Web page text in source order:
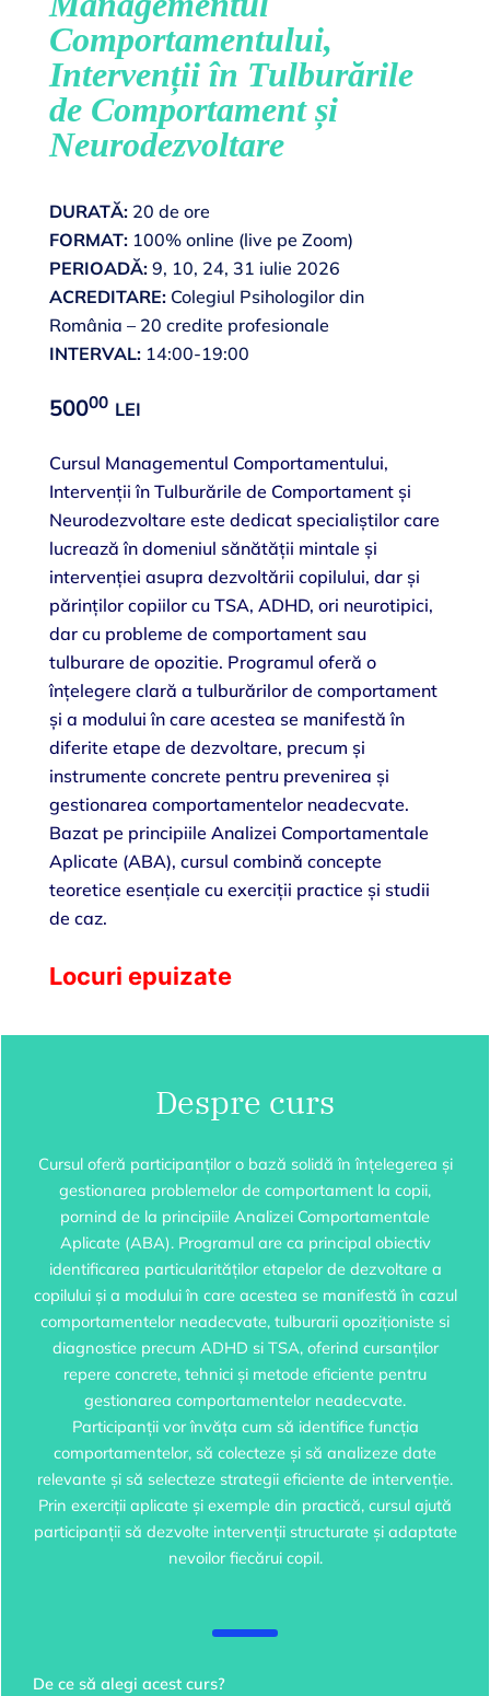
Comportamentului,
Intervenții în Tulburările
de Comportament și
Neurodezvoltare
DURATĂ:20 de ore
FORMAT:100% online (live pe Zoom)
PERIOADĂ:9, 10, 24, 31 iulie 2026
ACREDITARE:Colegiul Psihologilor din
România – 20 credite profesionale
INTERVAL:14:00-19:00
50000 LEI
Cursul Managementul Comportamentului,
Intervenții în Tulburările de Comportament și
Neurodezvoltare este dedicat specialiștilor care
lucrează în domeniul sănătății mintale și
intervenției asupra dezvoltării copilului, dar și
părinților copiilor cu TSA, ADHD, ori neurotipici,
dar cu probleme de comportament sau
tulburare de opozitie. Programul oferă o
înțelegere clară a tulburărilor de comportament
și a modului în care acestea se manifestă în
diferite etape de dezvoltare, precum și
instrumente concrete pentru prevenirea și
gestionarea comportamentelor neadecvate.
Bazat pe principiile Analizei Comportamentale
Aplicate (ABA), cursul combină concepte
teoretice esențiale cu exerciții practice și studii
de caz.
Locuri epuizate
Despre curs
Cursul oferă participanților o bază solidă în înțelegerea și
gestionarea problemelor de comportament la copii,
pornind de la principiile Analizei Comportamentale
Aplicate (ABA). Programul are ca principal obiectiv
identificarea particularităților etapelor de dezvoltare a
copilului și a modului în care acestea se manifestă în cazul
comportamentelor neadecvate, tulburarii opoziționiste si
diagnostice precum ADHD si TSA, oferind cursanților
repere concrete, tehnici și metode eficiente pentru
gestionarea comportamentelor neadecvate.
Participanții vor învăța cum să identifice funcția
comportamentelor, să colecteze și să analizeze date
relevante și să selecteze strategii eficiente de intervenție.
Prin exerciții aplicate și exemple din practică, cursul ajută
participanții să dezvolte intervenții structurate și adaptate
nevoilor fiecărui copil.
De ce să alegi acest curs?